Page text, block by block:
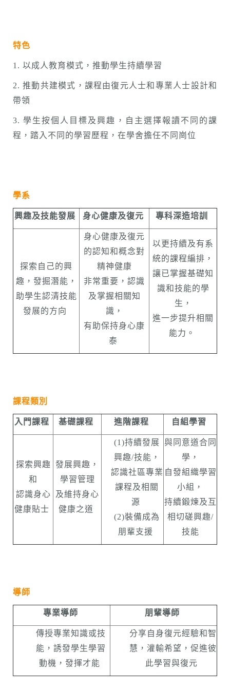
特色
1. 以成人教育模式，推動學生持續學習
2. 推動共建模式，課程由復元人士和專業人士設計和
帶領
3. 學生按個人目標及興趣，自主選擇報讀不同的課
程，踏入不同的學習歷程，在學舍擔任不同崗位
學系
興趣及技能發展 身心健康及復元 專科深造培訓
探索自己的興
趣，發掘潛能，
助學生認清技能
發展的方向
身心健康及復元
的認知和概念對
精神健康
非常重要，認識
及掌握相關知
識，
有助保持身心康
泰
以更持續及有系
統的課程編排，
讓已掌握基礎知
識和技能的學
生，
進一步提升相關
能力。
課程類別
入門課程 基礎課程 進階課程 自組學習
探索興趣
和
認識身心
健康貼士
發展興趣，
學習管理
及維持身心
健康之道
(1)持續發展
興趣/技能，
認識社區專業
課程及相關
源
(2)裝備成為
朋輩支援
與同意道合同
學，
自發組織學習
小組，
持續鍛煉及互
相切磋興趣/
技能
導師
專業導師 朋輩導師
傳授專業知識或技
能，誘發學生學習
動機，發揮才能
分享自身復元經驗和智
慧，灌輸希望，促進彼
此學習與復元